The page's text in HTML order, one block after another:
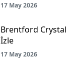
17 May 2026
Brentford Crystal
İzle
17 May 2026